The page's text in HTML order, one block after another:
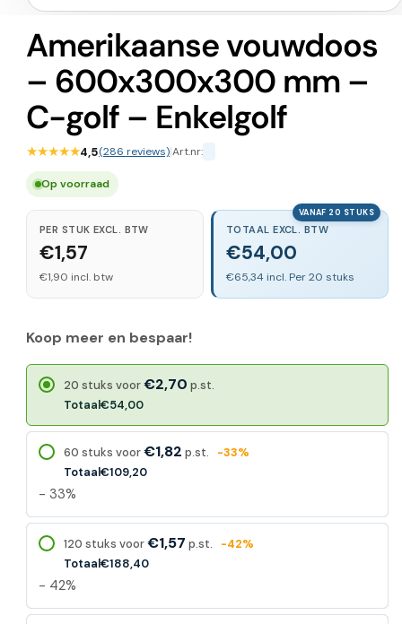
openen
in
modaal
Amerikaanse vouwdoos
– 600x300x300 mm –
C-golf – Enkelgolf
★★★★★4,5(286 reviews)|Art.nr:
Op voorraad
PER STUK EXCL. BTW
€1,57
€1,90 incl. btw
VANAF 20 STUKS
TOTAAL EXCL. BTW
€54,00
€65,34 incl. Per 20 stuks
Koop meer en bespaar!
20 stuks voor€2,70 p.st.
Totaal€54,00
60 stuks voor€1,82 p.st.
-33%
Totaal€109,20
- 33%
120 stuks voor€1,57 p.st.
-42%
Totaal€188,40
- 42%